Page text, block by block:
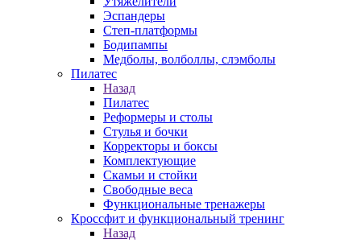
Эспандеры
Степ-платформы
Бодипампы
Медболы, волболлы, слэмболы
Пилатес
Назад
Пилатес
Реформеры и столы
Стулья и бочки
Корректоры и боксы
Комплектующие
Скамьи и стойки
Свободные веса
Функциональные тренажеры
Кроссфит и функциональный тренинг
Назад